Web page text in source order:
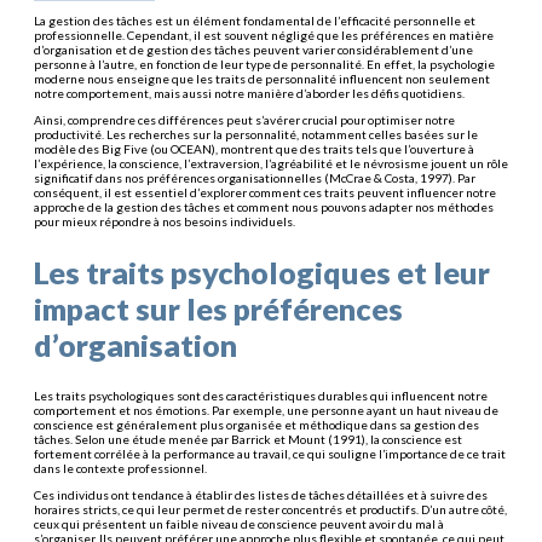
La gestion des tâches est un élément fondamental de l’efficacité personnelle et
professionnelle. Cependant, il est souvent négligé que les préférences en matière
d’organisation et de gestion des tâches peuvent varier considérablement d’une
personne à l’autre, en fonction de leur type de personnalité. En effet, la psychologie
moderne nous enseigne que les traits de personnalité influencent non seulement
notre comportement, mais aussi notre manière d’aborder les défis quotidiens.
Ainsi, comprendre ces différences peut s’avérer crucial pour optimiser notre
productivité. Les recherches sur la personnalité, notamment celles basées sur le
modèle des Big Five (ou OCEAN), montrent que des traits tels que l’ouverture à
l’expérience, la conscience, l’extraversion, l’agréabilité et le névrosisme jouent un rôle
significatif dans nos préférences organisationnelles (McCrae & Costa, 1997). Par
conséquent, il est essentiel d’explorer comment ces traits peuvent influencer notre
approche de la gestion des tâches et comment nous pouvons adapter nos méthodes
pour mieux répondre à nos besoins individuels.
Les traits psychologiques et leur
impact sur les préférences
d’organisation
Les traits psychologiques sont des caractéristiques durables qui influencent notre
comportement et nos émotions. Par exemple, une personne ayant un haut niveau de
conscience est généralement plus organisée et méthodique dans sa gestion des
tâches. Selon une étude menée par Barrick et Mount (1991), la conscience est
fortement corrélée à la performance au travail, ce qui souligne l’importance de ce trait
dans le contexte professionnel.
Ces individus ont tendance à établir des listes de tâches détaillées et à suivre des
horaires stricts, ce qui leur permet de rester concentrés et productifs. D’un autre côté,
ceux qui présentent un faible niveau de conscience peuvent avoir du mal à
s’organiser. Ils peuvent préférer une approche plus flexible et spontanée, ce qui peut